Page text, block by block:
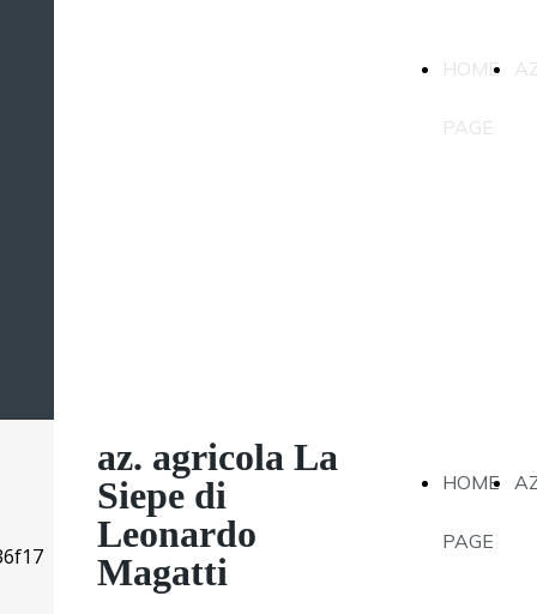
HOME
PAGE
HOME
PAGE
az. agricola La
Siepe di
Leonardo
Magatti